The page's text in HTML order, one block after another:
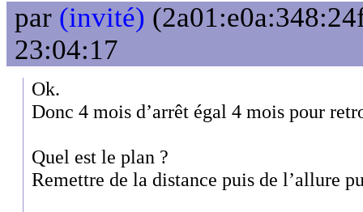
par (invité)
23:04:17
Ok.
Donc 4 mois d’arrêt égal 4 mois pour
Quel est le plan ?
Remettre de la distance puis de l’allure